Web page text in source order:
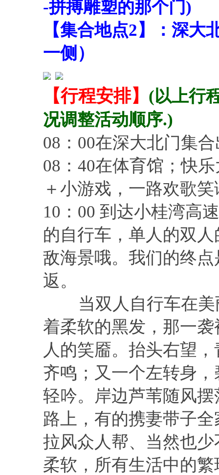
-拼搏雕塑的那个门)
【集合地点2】：深
一侧）
【行程安排】 (以上行
况调整活动顺序.)
08：00在深大北门集
08：40在体育馆；快
＋小游戏，一路欢歌
10：00 到达小桂湾高
的自行车，单人的双
敌海景哦。我们的终
返。
当双人自行车在美
着柔软的黑发，那一
人的笑靥。抬头右望
齐鸣；又一个左转身
轻吟。岸边芦苇随风
路上，有的携妻带子
拉风众人帮、当然也
柔软，所有生活中的